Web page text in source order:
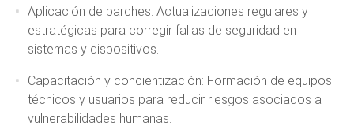
Aplicación de parches: Actualizaciones regulares y
estratégicas para corregir fallas de seguridad en
sistemas y dispositivos.
Capacitación y concientización: Formación de equipos
técnicos y usuarios para reducir riesgos asociados a
vulnerabilidades humanas.